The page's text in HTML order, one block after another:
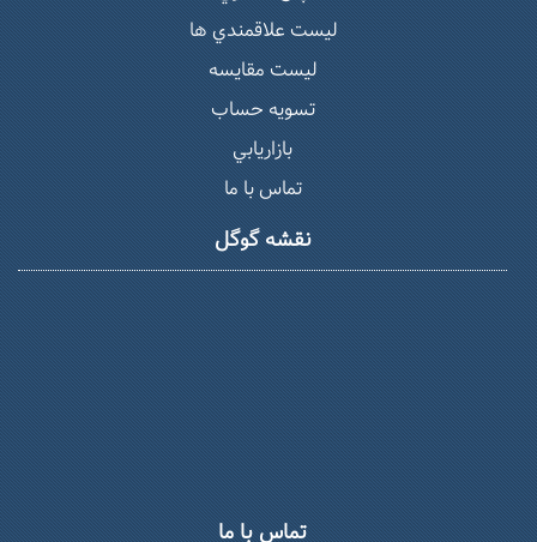
ليست علاقمندي ها
لیست مقایسه
تسويه حساب
بازاريابي
تماس با ما
نقشه گوگل
تماس با ما